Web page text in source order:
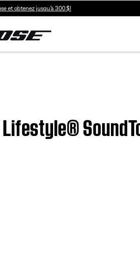
et obtenez jusqu’à 300 $!
Lifestyle®